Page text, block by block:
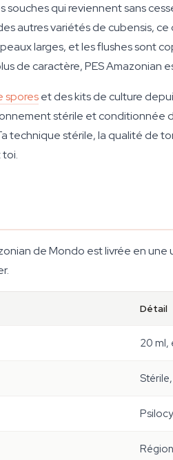
souches qui reviennent sans
autres variétés de cubensis,
larges, et les flushes sont
de caractère, PES Amazonian
sporeset des kits de culture
stérile et
technique stérile, la qualité de
de Mondo est livrée en
Détail
20 ml,